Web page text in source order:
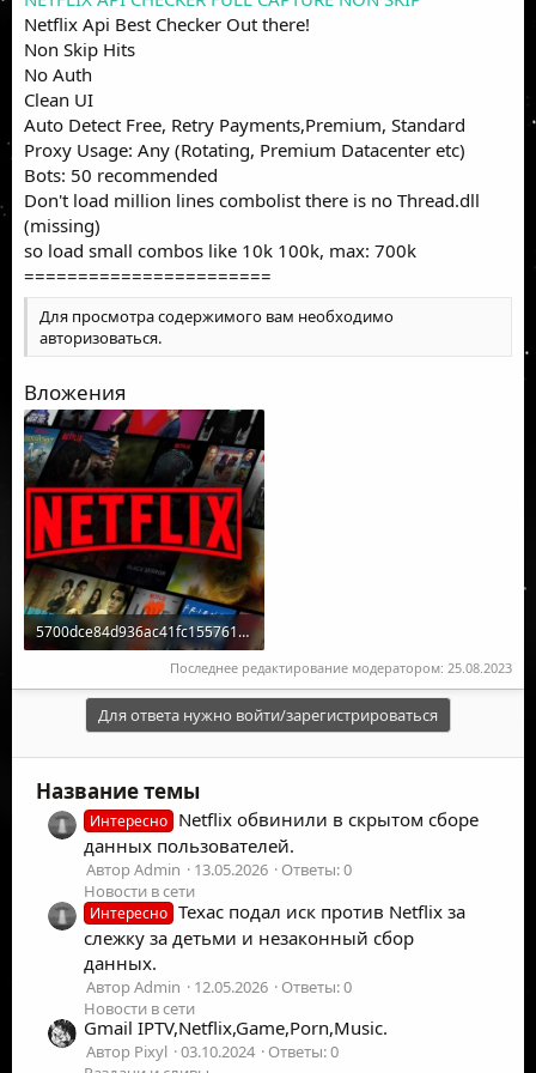
Netflix Api Best Checker Out there!
Non Skip Hits
No Auth
Clean UI
Auto Detect Free, Retry Payments,Premium, Standard
Proxy Usage: Any (Rotating, Premium Datacenter etc)
Bots: 50 recommended
Don't load million lines combolist there is no Thread.dll
(missing)
so load small combos like 10k 100k, max: 700k
=======================
Для просмотра содержимого вам необходимо
авторизоваться.
Вложения
5700dce84d936ac41fc1557610d00814.jpeg
188.7 КБ · Просмотры: 0Последнее редактирование модератором: 25.08.2023
Для ответа нужно войти/зарегистрироваться
Название темы
Интересно Netflix обвинили в скрытом сборе
данных пользователей.
Автор Admin 13.05.2026
Ответы: 0
Новости в сети
Интересно Техас подал иск против Netflix за
слежку за детьми и незаконный сбор
данных.
Автор Admin 12.05.2026
Ответы: 0
Новости в сети
Gmail IPTV,Netflix,Game,Porn,Music.
Автор Pixyl 03.10.2024
Ответы: 0